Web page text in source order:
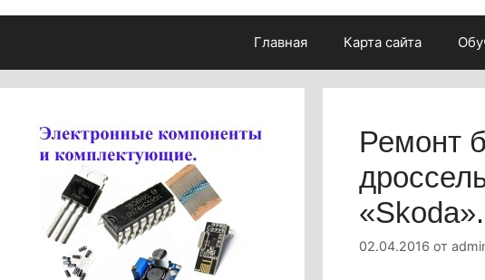
Главная Карта сайта
Ремонт
«Skoda».
02.04.2016 от